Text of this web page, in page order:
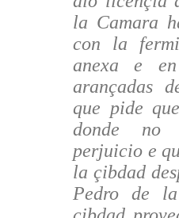
la Camara
con la
anexa e
arançadas
que pide
donde no
perjuicio e
la çibdad
Pedro de